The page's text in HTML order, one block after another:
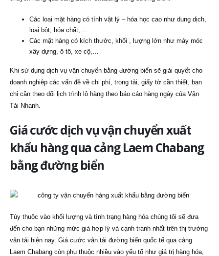
Các loại mặt hàng có tính vật lý – hóa học cao như dung dịch,
loại bột, hóa chất,…
Các mặt hàng có kích thước, khối , lượng lớn như máy móc
xây dựng, ô tô, xe cộ,…
Khi sử dụng dịch vụ vận chuyển bằng đường biển sẽ giải quyết cho
doanh nghiệp các vấn đề về chi phí, trọng tải, giấy tờ cần thiết, bạn
chỉ cần theo dõi lịch trình lô hàng theo báo cáo hàng ngày của Vận
Tải Nhanh.
Giá cước dịch vụ vận chuyển xuất
khẩu hàng qua cảng Laem Chabang
bằng đường biển
Tùy thuộc vào khối lượng và tình trạng hàng hóa chúng tôi sẽ đưa
đến cho bạn những mức giá hợp lý và cạnh tranh nhất trên thị trường
vận tải hiện nay. Giá cước vận tải đường biển quốc tế qua cảng
Laem Chabang còn phụ thuộc nhiều vào yếu tố như giá trị hàng hóa,